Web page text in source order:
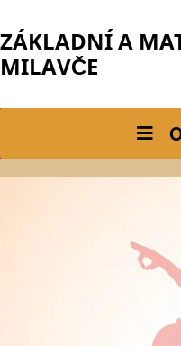
ZÁKLADNÍ A
MILAVČE